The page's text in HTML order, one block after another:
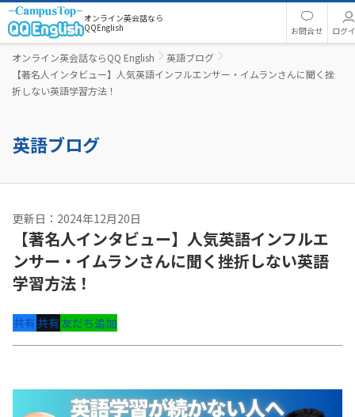
オンライン英会話なら
QQEnglish
お問合せ ログ
オンライン英会話ならQQ English
英語ブログ
【著名人インタビュー】人気英語インフルエンサー・イムランさんに聞く挫
折しない英語学習方法！
英語ブログ
更新日：2024年12月20日
【著名人インタビュー】人気英語インフルエ
ンサー・イムランさんに聞く挫折しない英語
学習方法！
共有共有友だち追加